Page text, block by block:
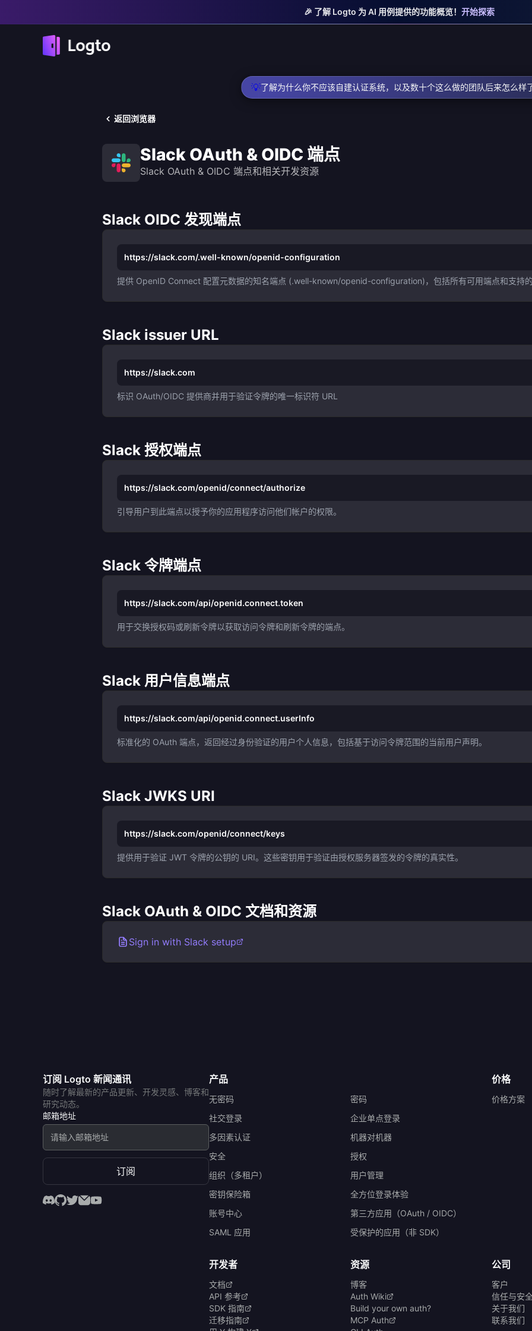
🎉 了解 Logto 为 AI 用例提供的功能概览！ 开始探索
💡了解为什么你不应该自建认证系统，以及数十个这么做的团队后来怎么样
返回浏览器
Slack OAuth & OIDC 端点
Slack OAuth & OIDC 端点和相关开发资源
Slack OIDC 发现端点
https://slack.com/.well-known/openid-configuration
提供 OpenID Connect 配置元数据的知名端点 (.well-known/openid-configuration)，包括所有可用端点和支持的
Slack issuer URL
https://slack.com
标识 OAuth/OIDC 提供商并用于验证令牌的唯一标识符 URL
Slack 授权端点
https://slack.com/openid/connect/authorize
引导用户到此端点以授予你的应用程序访问他们帐户的权限。
Slack 令牌端点
https://slack.com/api/openid.connect.token
用于交换授权码或刷新令牌以获取访问令牌和刷新令牌的端点。
Slack 用户信息端点
https://slack.com/api/openid.connect.userInfo
标准化的 OAuth 端点，返回经过身份验证的用户个人信息，包括基于访问令牌范围的当前用户声明。
Slack JWKS URI
https://slack.com/openid/connect/keys
提供用于验证 JWT 令牌的公钥的 URI。这些密钥用于验证由授权服务器签发的令牌的真实性。
Slack OAuth & OIDC 文档和资源
Sign in with Slack setup
订阅 Logto 新闻通讯
随时了解最新的产品更新、开发灵感、博客和
研究动态。
邮箱地址
订阅
产品
无密码
密码
社交登录
企业单点登录
多因素认证
机器对机器
安全
授权
组织（多租户）
用户管理
密钥保险箱
全方位登录体验
账号中心
第三方应用（OAuth / OIDC）
SAML 应用
受保护的应用（非 SDK）
价格
价格方案
开发者
文档
API 参考
SDK 指南
迁移指南
资源
博客
Auth Wiki
Build your own auth?
MCP Auth
公司
客户
信任与安
关于我们
联系我们